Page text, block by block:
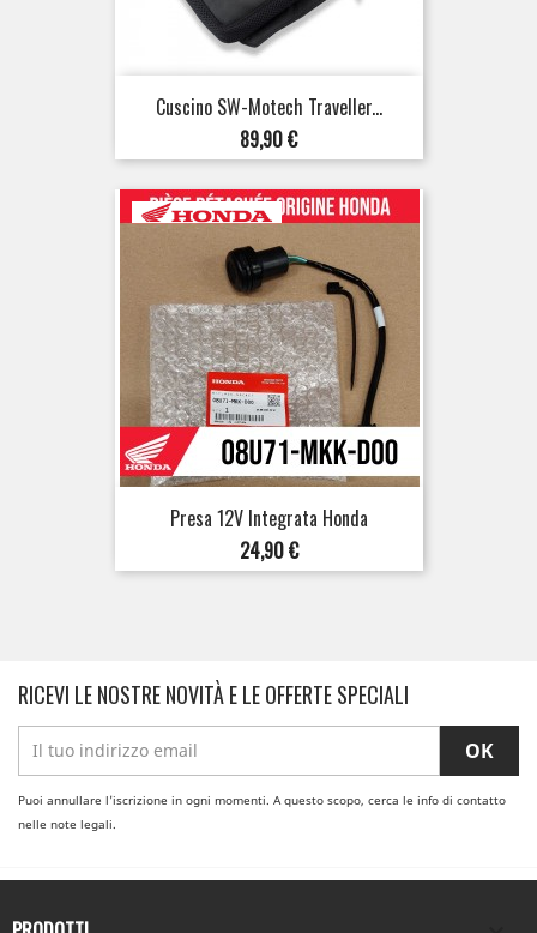
Cuscino SW-Motech Traveller...
Prezzo
89,90 €
Presa 12V Integrata Honda
Prezzo
24,90 €
RICEVI LE NOSTRE NOVITÀ E LE OFFERTE SPECIALI
Puoi annullare l'iscrizione in ogni momenti. A questo scopo, cerca le info di contatto
nelle note legali.